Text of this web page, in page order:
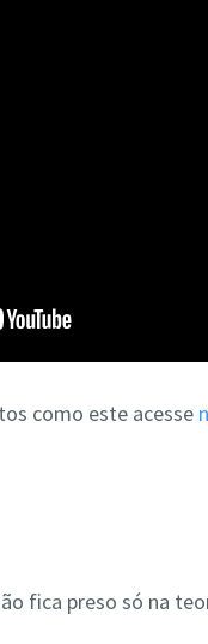
como este acesse
fica preso só na